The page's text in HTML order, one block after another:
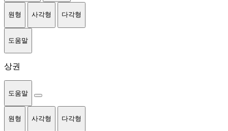
원형 사각형 다각형
도움말
상권
도움말
원형 사각형 다각형